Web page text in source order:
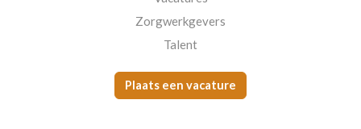
Zorgwerkgevers
Talent
Plaats een vacature